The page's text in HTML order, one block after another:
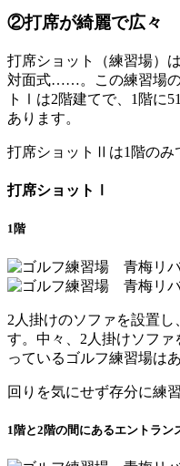
②打席が綺麗で広々
打席ショット（練習場）
対面式……。この練習場の
トⅠは2階建てで、1階に
あります。
打席ショットⅡは1階のみ
打席ショットⅠ
1階
2人掛けのソファを設置し
す。中々、2人掛けソフ
っているゴルフ練習場は
回りを気にせず存分に練
1階と2階の間にあるエントラン